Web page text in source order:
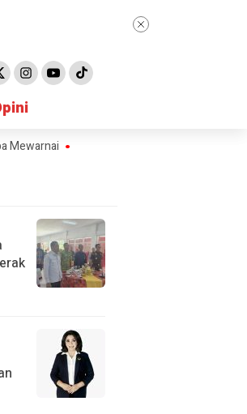
DPRD Gunung Mas Soroti Sungai